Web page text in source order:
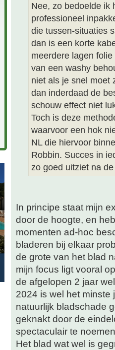
Nee, zo bedoelde ik
professioneel
die tussen-situaties
dan is een korte
meerdere lagen
van een washy
niet als je snel moet
dan inderdaad de
schouw effect niet
Toch is deze
waarvoor een hok
NL die hiervoor
Robbin. Succes in
zo goed uitziet na
In principe staat mijn
door de hoogte, en
momenten ad-hoc
bladeren bij elkaar
de grote van het blad
mijn focus ligt vooral
de afgelopen 2 jaar
2024 is wel het minste
natuurlijk bladschade
geknakt door de
spectaculair te
Het blad wat wel is